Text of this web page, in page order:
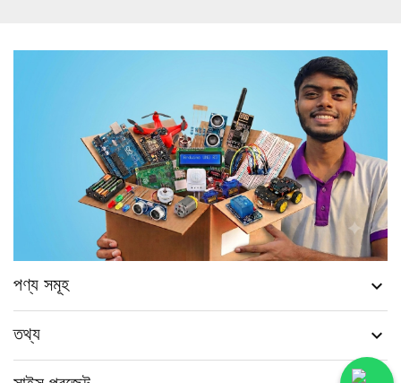
পণ্য সমূহ 
তথ্য 